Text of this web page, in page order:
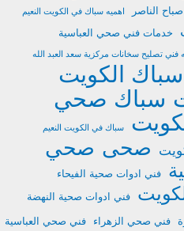
الناصر اهميه سباك في الكويت النعيم
خدمات فني صحي العباسية
فني تصليح سخانات مركزية سعد العبد الله
سباك الكويت
سباك صحي
سباك في الكويت النعيم
صحى صحي
فني ادوات صحية الفيحاء
فني ادوات صحية النهضة
فني صحي الزهراء
فني صحي العباسية